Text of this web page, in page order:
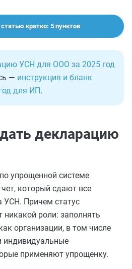
кратко: 5 пунктов
УСН для ООО за 2025 год
— инструкция и бланк
для ИП.
декларацию
упрощенной системе
который сдают все
УСН. Причем статус
никакой роли: заполнять
организации, в том числе
индивидуальные
применяют упрощенку.